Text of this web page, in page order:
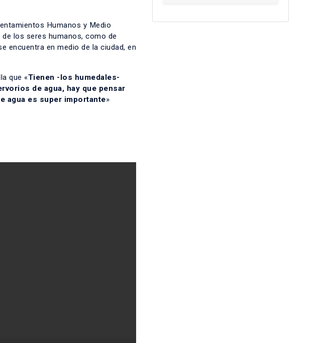
Humanos y Medio
los seres humanos, como de
encuentra en medio de la ciudad, en
que «Tienen -los humedales-
de agua, hay que pensar
agua es super importante»